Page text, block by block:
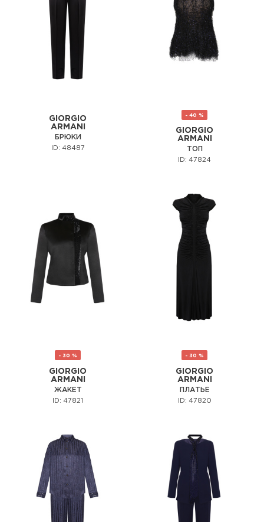
GIORGIO
ARMANI
БРЮКИ
ID: 48487
- 40 %
GIORGIO
ARMANI
ТОП
ID: 47824
- 30 %
GIORGIO
ARMANI
ЖАКЕТ
ID: 47821
- 30 %
GIORGIO
ARMANI
ПЛАТЬЕ
ID: 47820